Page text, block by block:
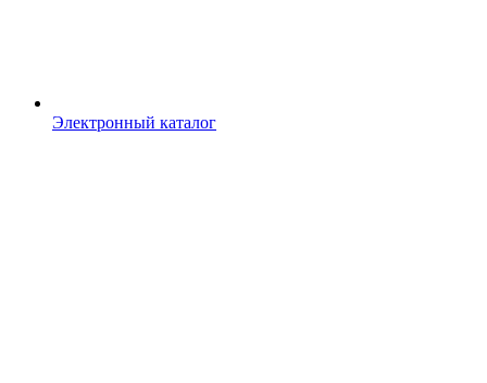
Электронный каталог